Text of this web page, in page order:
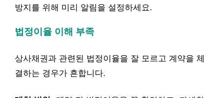
방지를 위해 미리 알림을 설정하세요.
법정이율 이해 부족
상사채권과 관련된 법정이율을 잘 모르고 계약을 체
결하는 경우가 흔합니다.